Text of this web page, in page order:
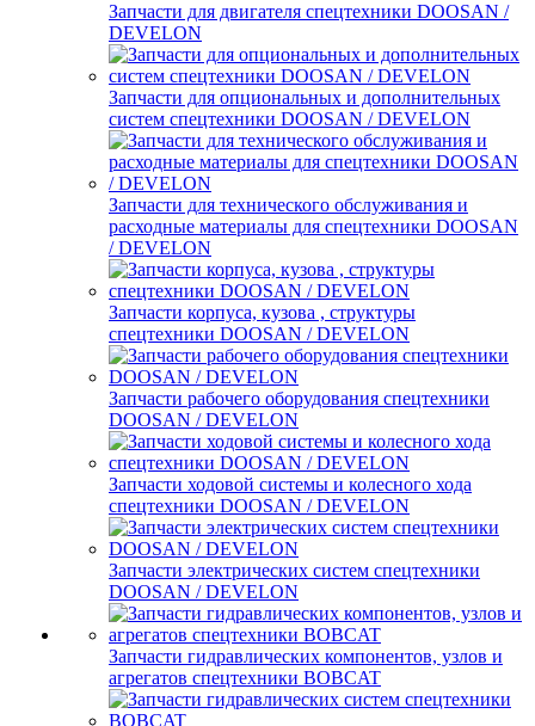
Запчасти для двигателя спецтехники DOOSAN /
DEVELON
Запчасти для опциональных и дополнительных
систем спецтехники DOOSAN / DEVELON
Запчасти для технического обслуживания и
расходные материалы для спецтехники DOOSAN
/ DEVELON
Запчасти корпуса, кузова , структуры
спецтехники DOOSAN / DEVELON
Запчасти рабочего оборудования спецтехники
DOOSAN / DEVELON
Запчасти ходовой системы и колесного хода
спецтехники DOOSAN / DEVELON
Запчасти электрических систем спецтехники
DOOSAN / DEVELON
Запчасти гидравлических компонентов, узлов и
агрегатов спецтехники BOBCAT